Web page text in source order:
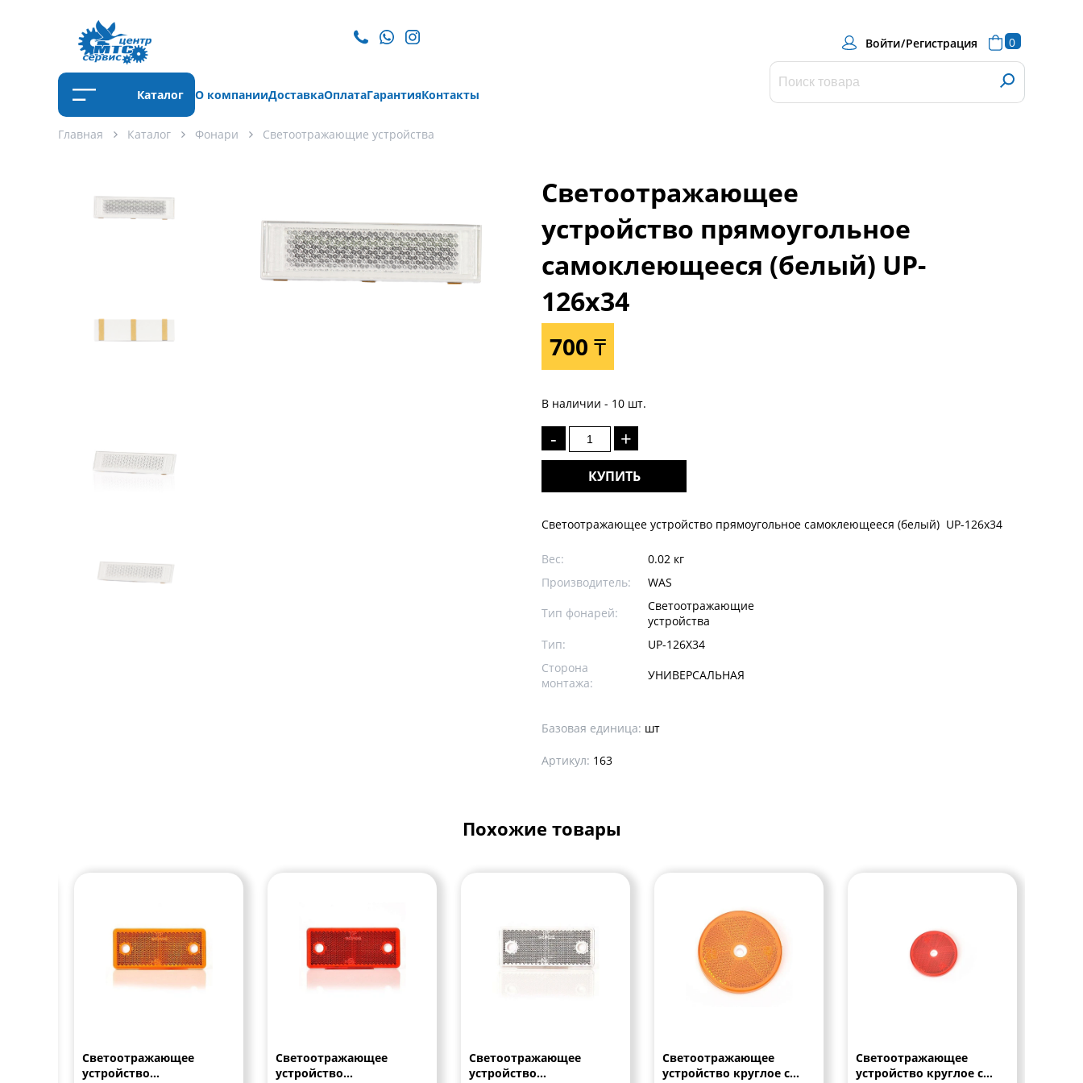
Войти/Регистрация 0
Каталог О компанииДоставкаОплатаГарантияКонтакты
Главная Каталог Фонари Светоотражающие устройства
Светоотражающее
устройство прямоугольное
самоклеющееся (белый) UP-
126x34
700 ₸
В наличии - 10 шт.
- +
КУПИТЬ
Светоотражающее устройство прямоугольное самоклеющееся (белый) UP-126x34
Вес:
0.02 кг
Производитель:
WAS
Тип фонарей:
Светоотражающие
устройства
Тип:
UP-126X34
Сторона
монтажа:
УНИВЕРСАЛЬНАЯ
Базовая единица: шт
Артикул: 163
Похожие товары
Светоотражающее
устройство
Светоотражающее
устройство
Светоотражающее
устройство
Светоотражающее
устройство круглое с
Светоотражающее
устройство круглое с